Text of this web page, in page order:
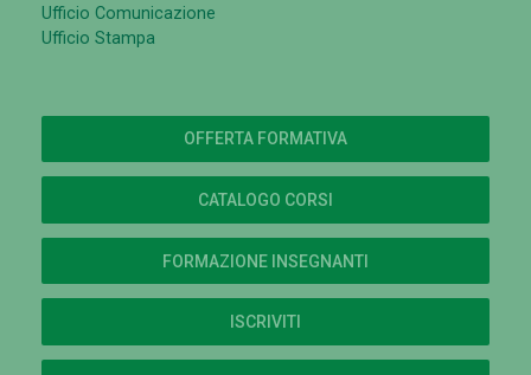
Ufficio Comunicazione
Ufficio Stampa
OFFERTA FORMATIVA
CATALOGO CORSI
FORMAZIONE INSEGNANTI
ISCRIVITI